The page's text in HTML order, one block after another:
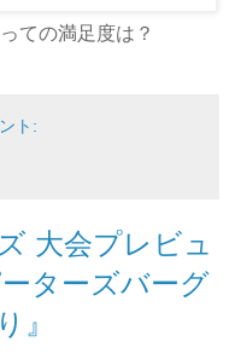
ての満足度は？
ト:
大会プレビュ
ターズバーグ
』